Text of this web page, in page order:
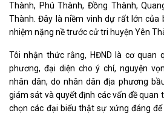
Thành, Phú Thành, Đồng Thành,
Thành. Đây là niềm vinh dự rất lớn của
nhiệm nặng nề trước cử tri huyện Yên
Tôi nhận thức rằng, HĐND là cơ quan
phương, đại diện cho ý chí, nguyện
nhân dân, do nhân dân địa phương
giám sát và quyết định các vấn đề quan
chọn các đại biểu thật sự xứng đáng